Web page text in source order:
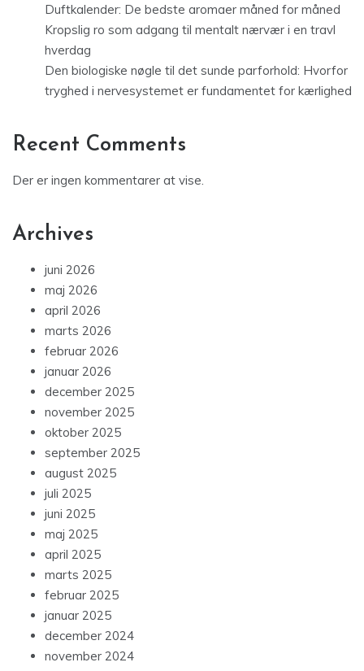
Duftkalender: De bedste aromaer måned for måned
Kropslig ro som adgang til mentalt nærvær i en travl
hverdag
Den biologiske nøgle til det sunde parforhold: Hvorfor
tryghed i nervesystemet er fundamentet for kærlighed
Recent Comments
Der er ingen kommentarer at vise.
Archives
juni 2026
maj 2026
april 2026
marts 2026
februar 2026
januar 2026
december 2025
november 2025
oktober 2025
september 2025
august 2025
juli 2025
juni 2025
maj 2025
april 2025
marts 2025
februar 2025
januar 2025
december 2024
november 2024